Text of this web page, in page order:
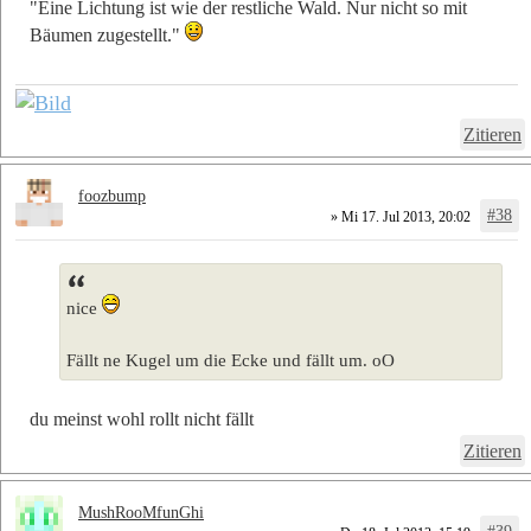
"Eine Lichtung ist wie der restliche Wald. Nur nicht so mit
Bäumen zugestellt."
Zitieren
» Mi 17. Jul 2013, 20:02 #38
nice
Fällt ne Kugel um die Ecke und fällt um. oO
du meinst wohl rollt nicht fällt
Zitieren
foozbump
MushRooMfunGhi